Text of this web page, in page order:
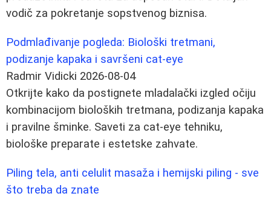
vodič za pokretanje sopstvenog biznisa.
Podmlađivanje pogleda: Biološki tretmani,
podizanje kapaka i savršeni cat-eye
Radmir Vidicki 2026-08-04
Otkrijte kako da postignete mladalački izgled očiju
kombinacijom bioloških tretmana, podizanja kapaka
i pravilne šminke. Saveti za cat-eye tehniku,
biološke preparate i estetske zahvate.
Piling tela, anti celulit masaža i hemijski piling - sve
što treba da znate